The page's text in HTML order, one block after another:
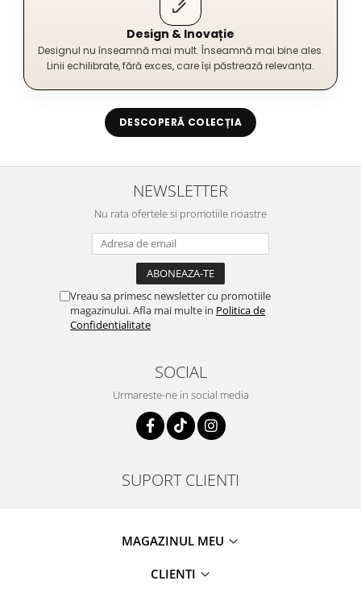
Design & Inovație
Designul nu înseamnă mai mult. Înseamnă mai bine ales.
Linii echilibrate, fără exces, care își păstrează relevanța.
DESCOPERĂ COLECȚIA
NEWSLETTER
Nu rata ofertele si promotiile noastre
Vreau sa primesc newsletter cu promotiile
magazinului. Afla mai multe in Politica de
Confidentialitate
SOCIAL
Urmareste-ne in social media
SUPORT CLIENTI
MAGAZINUL MEU
CLIENTI